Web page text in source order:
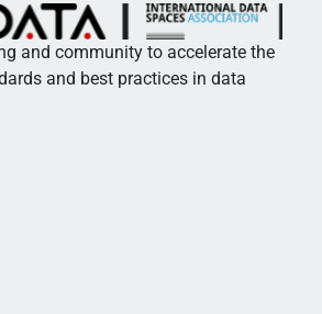
and community to accelerate the
and best practices in data